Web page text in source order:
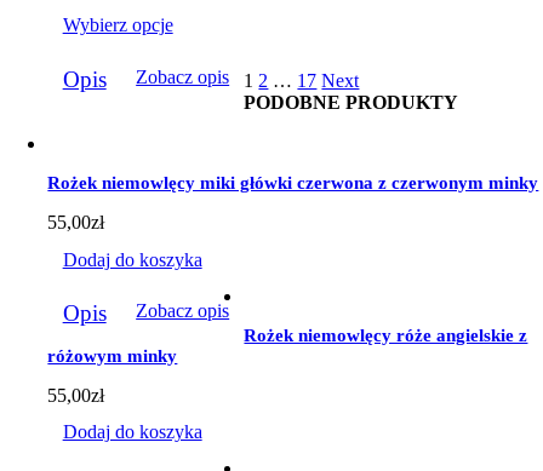
do
184,00zł
Wybierz opcje
produkt
można
wybrać
na
stronie
Opis Zobacz opis 1 2 … 17 Next
PODOBNE PRODUKTY
Rożek niemowlęcy miki główki czerwona z czerwonym minky
55,00zł
Dodaj do koszyka
Opis Zobacz opis
Rożek niemowlęcy róże angielskie z
różowym minky
55,00zł
Dodaj do koszyka